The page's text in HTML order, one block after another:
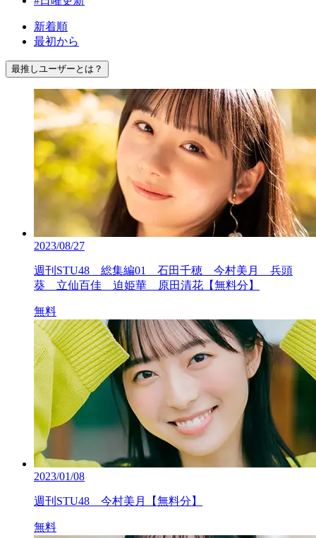
新着順
最初から
最推しユーザーとは？
2023/08/27
週刊STU48 総集編01 石田千穂 今村美月 兵頭
葵 立仙百佳 迫姫華 原田清花【無料分】
無料
2023/01/08
週刊STU48 今村美月【無料分】
無料